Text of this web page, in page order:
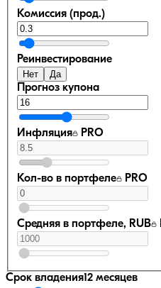
Комиссия (прод.)
Реинвестирование
Нет Да
Прогноз купона
Инфляция PRO
Кол-во в портфеле PRO
Средняя в портфеле, RUB
Срок владения12 месяцев